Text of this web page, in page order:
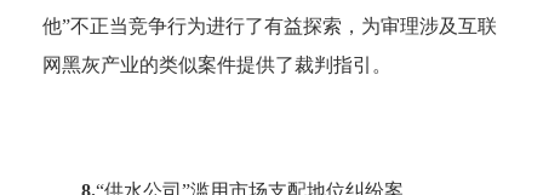
他”不正当竞争行为进行了有益探索，为审理涉及互联
网黑灰产业的类似案件提供了裁判指引。